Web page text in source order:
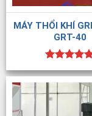
MÁY THỔI KHÍ
GRT-40
Được xếp
hạng5.00